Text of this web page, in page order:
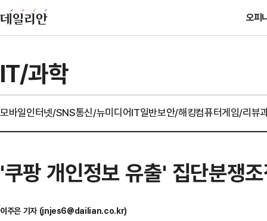
오피
IT/과학
모바일인터넷/SNS통신/뉴미디어IT일반보안/해킹컴퓨터게임/리뷰
'쿠팡 개인정보 유출' 집단분쟁
이주은 기자 (jnjes6@dailian.co.kr)